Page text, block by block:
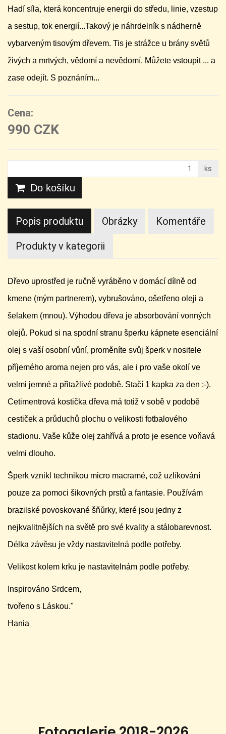
Hadí síla, která koncentruje energii do středu, linie, vzestup
a sestup, tok energií...Takový je náhrdelník s nádherně
vybarveným tisovým dřevem. Tis je strážce u brány světů
živých a mrtvých, vědomí a nevědomí. Můžete vstoupit ... a
zase odejít. S poznáním...
Cena:
990 CZK
ks
Do košíku
Popis produktu Obrázky Komentáře
Produkty v kategorii
Dřevo uprostřed je ručně vyráběno v domácí dílně od
kmene (mým partnerem), vybrušováno, ošetřeno oleji a
šelakem (mnou). Výhodou dřeva je absorbování vonných
olejů. Pokud si na spodní stranu šperku kápnete esenciální
olej s vaší osobní vůní, proměníte svůj šperk v nositele
příjemého aroma nejen pro vás, ale i pro vaše okolí ve
velmi jemné a přitažlivé podobě. Stačí 1 kapka za den :-).
Cetimentrová kostička dřeva má totiž v sobě v podobě
cestiček a průduchů plochu o velikosti fotbalového
stadionu. Vaše kůže olej zahřívá a proto je esence voňavá
velmi dlouho.
Šperk vznikl technikou micro macramé, což uzlíkování
pouze za pomoci šikovných prstů a fantasie. Používám
brazilské povoskované šňůrky, které jsou jedny z
nejkvalitnějších na světě pro své kvality a stálobarevnost.
Délka závěsu je vždy nastavitelná podle potřeby.
Velikost kolem krku je nastavitelnám podle potřeby.
Inspirováno Srdcem,
tvořeno s Láskou."
Hania